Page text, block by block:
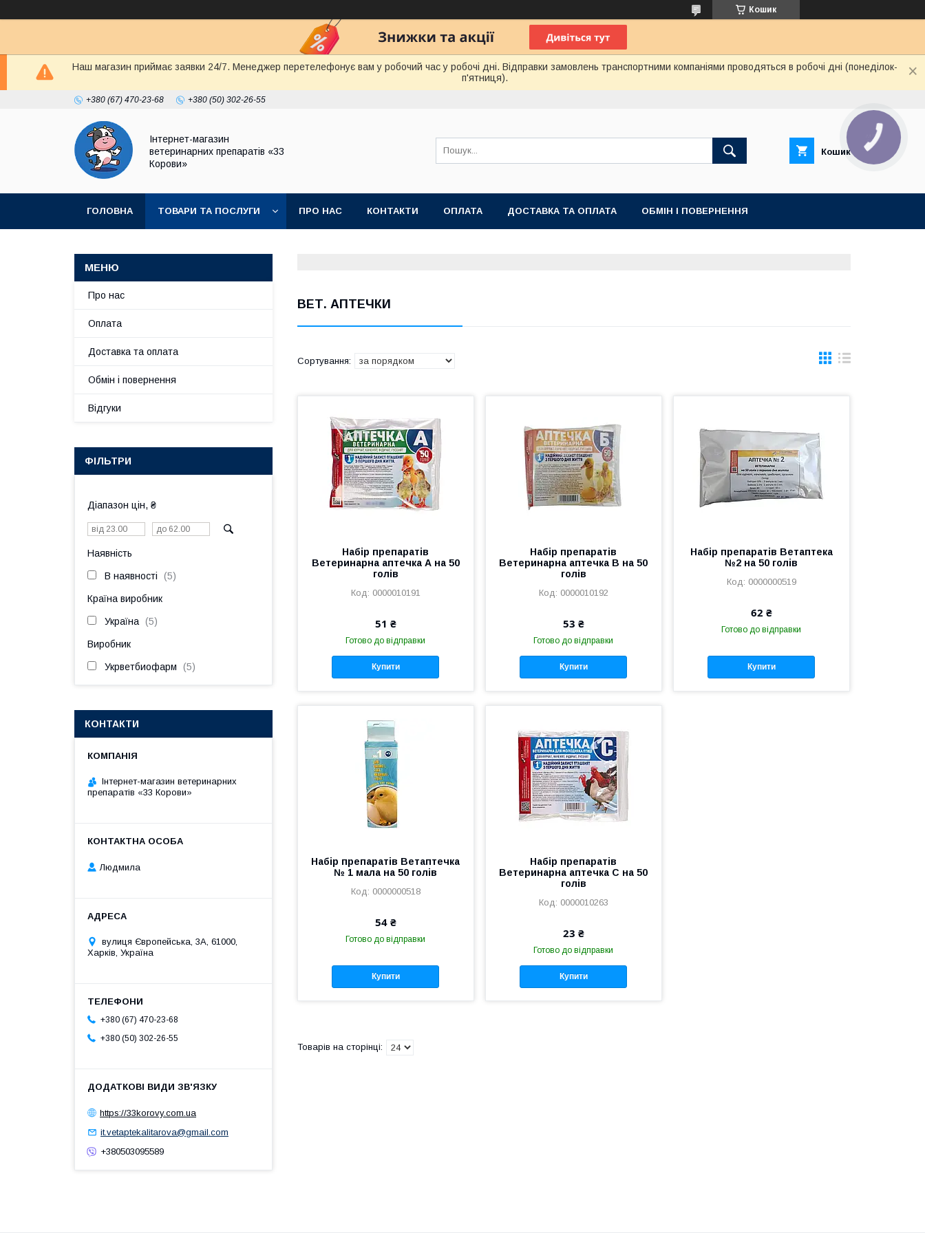
Кошик
Наш магазин приймає заявки 24/7. Менеджер перетелефонує вам у робочий час у робочі дні. Відправки замовлень транспортними компаніями проводяться в робочі дні (понеділок-
п'ятниця).
+380 (67) 470-23-68 +380 (50) 302-26-55
Інтернет-магазин
ветеринарних препаратів «33
Корови»
Кошик
ГОЛОВНА ТОВАРИ ТА ПОСЛУГИ ПРО НАС КОНТАКТИ ОПЛАТА ДОСТАВКА ТА ОПЛАТА ОБМІН І ПОВЕРНЕННЯ
ВЕТ. АПТЕЧКИ
Набір препаратів
Ветеринарна аптечка А на 50
голів
0000010191
51 ₴
Готово до відправки
Купити
Набір препаратів
Ветеринарна аптечка В на 50
голів
0000010192
53 ₴
Готово до відправки
Купити
Набір препаратів Ветаптека
№2 на 50 голів
0000000519
62 ₴
Готово до відправки
Купити
Набір препаратів Ветаптечка
№ 1 мала на 50 голів
0000000518
54 ₴
Готово до відправки
Купити
Набір препаратів
Ветеринарна аптечка С на 50
голів
0000010263
23 ₴
Готово до відправки
Купити
Про нас
Оплата
Доставка та оплата
Обмін і повернення
Відгуки
ФІЛЬТРИ
Діапазон цін, ₴
Наявність
В наявності 5
Країна виробник
Україна 5
Виробник
Укрветбиофарм 5
КОНТАКТИ
Інтернет-магазин ветеринарних
препаратів «33 Корови»
Людмила
вулиця Європейська, 3А, 61000,
Харків, Україна
+380 (67) 470-23-68
+380 (50) 302-26-55
https://33korovy.com.ua
it.vetaptekalitarova@gmail.com
+380503095589
КНОПКА
ЗВ'ЯЗКУ